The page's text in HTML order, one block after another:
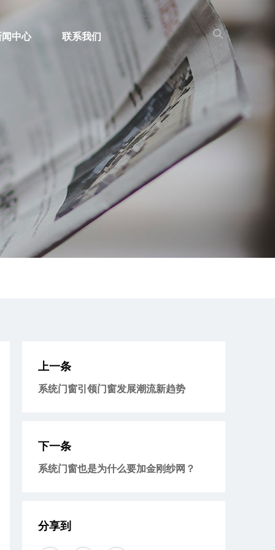
中心 联系我们
上一条
系统门窗引领门窗发展潮流新趋势
下一条
系统门窗也是为什么要加金刚纱网？
分享到